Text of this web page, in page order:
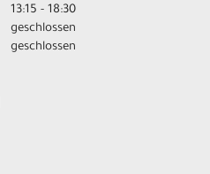
13:15 - 18:30
geschlossen
geschlossen